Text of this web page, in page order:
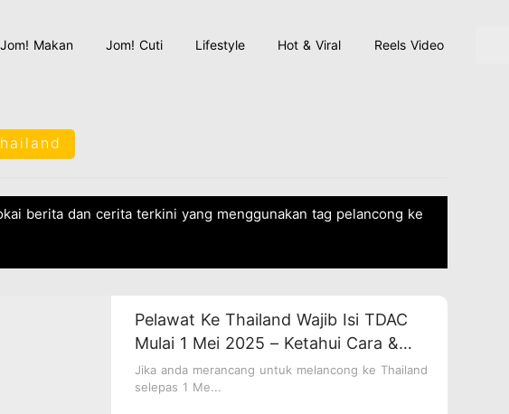
Jom! Makan Jom! Cuti Lifestyle Hot & Viral Reels Video
berita dan cerita terkini yang menggunakan tag pelancong ke
Pelawat Ke Thailand Wajib Isi TDAC
Mulai 1 Mei 2025 – Ketahui Cara &
Info Penting Di Sini!
Jika anda merancang untuk melancong ke Thailand
selepas 1 Me...